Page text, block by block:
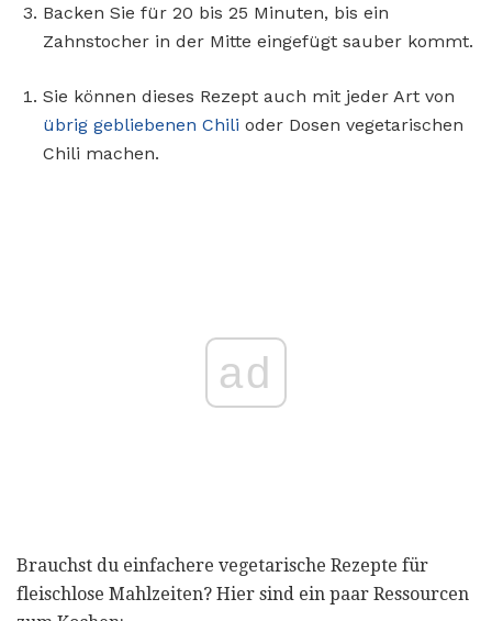
Backen Sie für 20 bis 25 Minuten, bis ein
Zahnstocher in der Mitte eingefügt sauber kommt.
Sie können dieses Rezept auch mit jeder Art von
übrig gebliebenen Chili oder Dosen vegetarischen
Chili machen.
ad
Brauchst du einfachere vegetarische Rezepte für
fleischlose Mahlzeiten? Hier sind ein paar Ressourcen